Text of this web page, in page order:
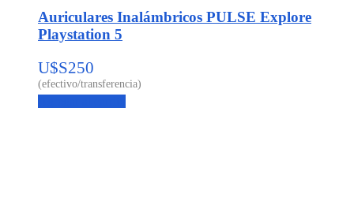
Auriculares Inalámbricos PULSE Explore
Playstation 5
U$S250